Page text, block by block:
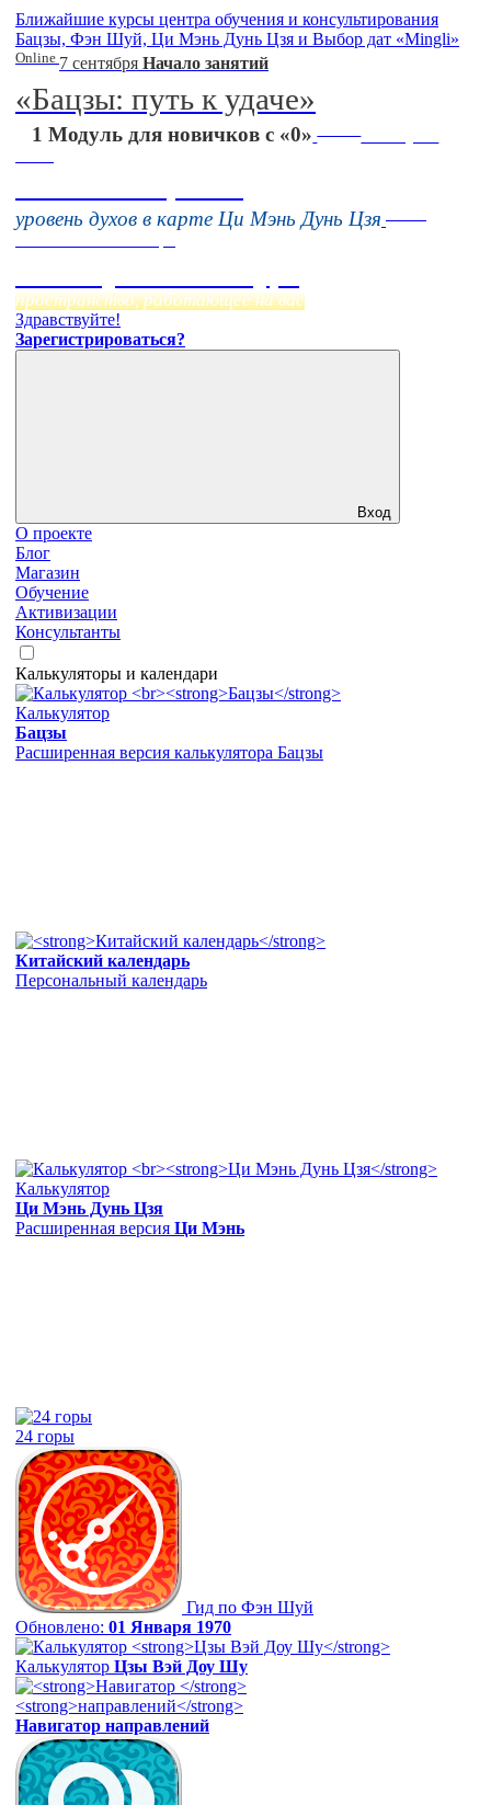
Ближайшие курсы центра обучения и консультирования
Бацзы, Фэн Шуй, Ци Мэнь Дунь Цзя и Выбор дат «Mingli»
Online 7 сентября Начало занятий
«Бацзы: путь к удаче»
1 Модуль для новичков с «0»
16 августа
уровень духов в карте Ци Мэнь Дунь Цзя
пространство, работающее на вас
Здравствуйте!
Зарегистрироваться?
Вход
О проекте
Блог
Магазин
Обучение
Активизации
Консультанты
Калькуляторы и календари
Калькулятор
Бацзы
Расширенная версия калькулятора Бацзы
Китайский календарь
Персональный календарь
Калькулятор
Ци Мэнь Дунь Цзя
Расширенная версия Ци Мэнь
24 горы
Гид по Фэн Шуй
Обновлено: 01 Января 1970
Калькулятор Цзы Вэй Доу Шу
Навигатор направлений